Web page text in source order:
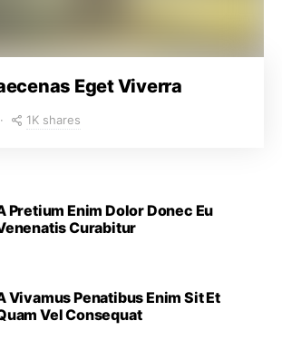
Eget Viverra
1K shares
Pretium Enim Dolor Donec Eu
Curabitur
Vivamus Penatibus Enim Sit Et
Vel Consequat